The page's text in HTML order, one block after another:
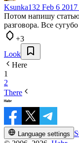
Ksunka132 Feb 6
Потом напишу статью
разговора. Все
+3
Look
Here
1
2
There
Language settings